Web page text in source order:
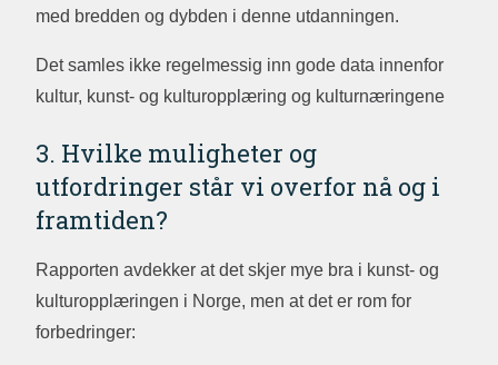
med bredden og dybden i denne utdanningen.
Det samles ikke regelmessig inn gode data innenfor
kultur, kunst- og kulturopplæring og kulturnæringene
3. Hvilke muligheter og
utfordringer står vi overfor nå og i
framtiden?
Rapporten avdekker at det skjer mye bra i kunst- og
kulturopplæringen i Norge, men at det er rom for
forbedringer: